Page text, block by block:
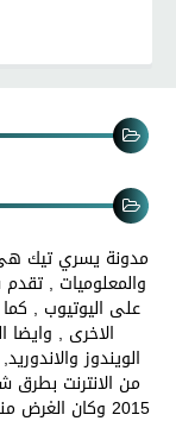
مدونة يسري تيك هى
والمعلوميات ,
على اليوتيوب ,
الاخرى ,
الويندوز
من الانترنت بطرق
2015 وكان